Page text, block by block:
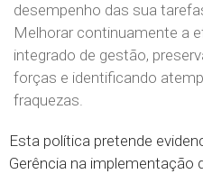
desempenho das sua
Melhorar continuamente a
integrado de gestão,
forças e identificando
fraquezas.
Esta política pretende
Gerência na